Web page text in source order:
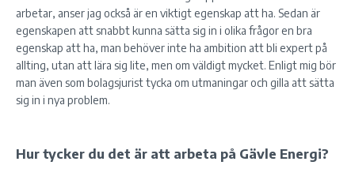
arbetar, anser jag också är en viktigt egenskap att ha. Sedan är
egenskapen att snabbt kunna sätta sig in i olika frågor en bra
egenskap att ha, man behöver inte ha ambition att bli expert på
allting, utan att lära sig lite, men om väldigt mycket. Enligt mig bör
man även som bolagsjurist tycka om utmaningar och gilla att sätta
sig in i nya problem.
Hur tycker du det är att arbeta på Gävle Energi?